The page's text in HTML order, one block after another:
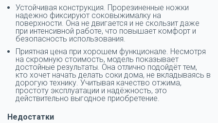
Устойчивая конструкция. Прорезиненные ножки
надежно фиксируют соковыжималку на
поверхности. Она не двигается и не скользит даже
при интенсивной работе, что повышает комфорт и
безопасность использования.
Приятная цена при хорошем функционале. Несмотря
на скромную стоимость, модель показывает
достойные результаты. Она отлично подойдёт тем,
кто хочет начать делать соки дома, не вкладываясь в
дорогую технику. Учитывая качество отжима,
простоту эксплуатации и надёжность, это
действительно выгодное приобретение.
Недостатки